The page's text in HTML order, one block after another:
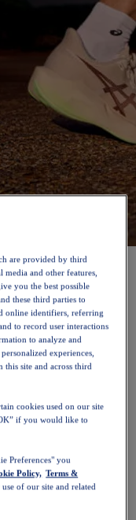
collectie
are provided by third
media and other features,
you the best possible
these third parties to
online identifiers, referring
to record user interactions
to analyze and
experiences,
this site and across third
cookies used on our site
if you would like to
Preferences" you
Policy, Terms &
of our site and related